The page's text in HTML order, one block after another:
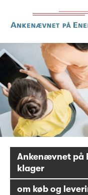
Ankenævnet på
klager
om køb og